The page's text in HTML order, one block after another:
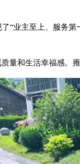
“业主至上、服务第
和生活幸福感。